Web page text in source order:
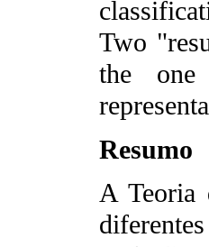
Two
the one
Resumo
A Teoria